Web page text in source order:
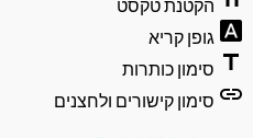
הקטנת טקסט
גופן קריא
סימון כותרות
סימון קישורים ולחצנים